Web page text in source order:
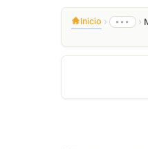
Inicio › ••• ›